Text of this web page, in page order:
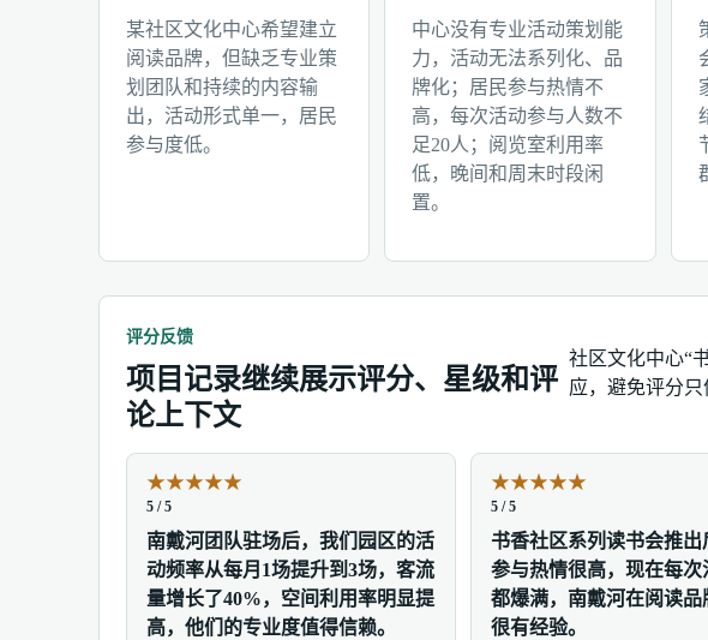
某社区文化中心希望建立
阅读品牌，但缺乏专业策
划团队和持续的内容输
出，活动形式单一，居民
参与度低。
中心没有专业活动策划能
力，活动无法系列化、品
牌化；居民参与热情不
高，每次活动参与人数不
足20人；阅览室利用率
低，晚间和周末时段闲
置。
评分反馈
项目记录继续展示评分、星级和评
论上下文
社区文化中心“
应，避免评分只
★★★★★
5 / 5
南戴河团队驻场后，我们园区的活
动频率从每月1场提升到3场，客流
量增长了40%，空间利用率明显提
高，他们的专业度值得信赖。
★★★★★
5 / 5
书香社区系列读书会推出
参与热情很高，现在每次
都爆满，南戴河在阅读品
很有经验。